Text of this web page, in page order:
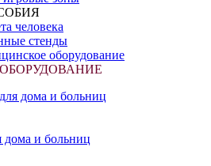
человека
стенды
оборудование
дома и больниц